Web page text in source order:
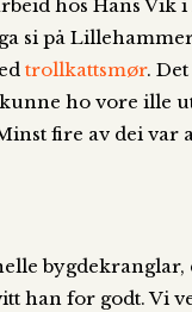
hos Hans
si på
trollkattsmør.
ho vore ille
fire av dei
han for godt. Vi